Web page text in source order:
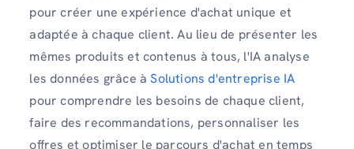
pour créer une expérience d'achat unique et
adaptée à chaque client. Au lieu de présenter les
mêmes produits et contenus à tous, l'IA analyse
les données grâce àSolutions d'entreprise IA
pour comprendre les besoins de chaque client,
faire des recommandations, personnaliser les
offres et optimiser le parcours d'achat en temps